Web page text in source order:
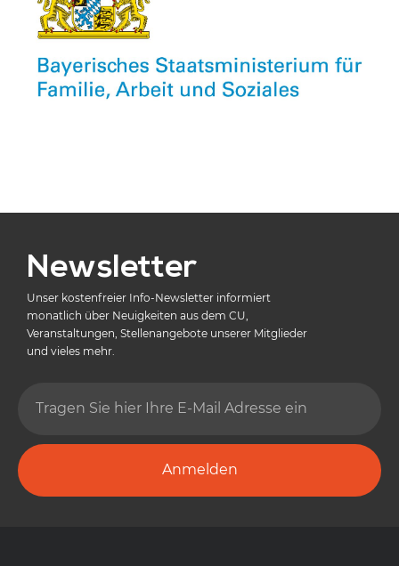
Newsletter
Unser kostenfreier Info-Newsletter informiert
monatlich über Neuigkeiten aus dem CU,
Veranstaltungen, Stellenangebote unserer Mitglieder
und vieles mehr.
Anmelden